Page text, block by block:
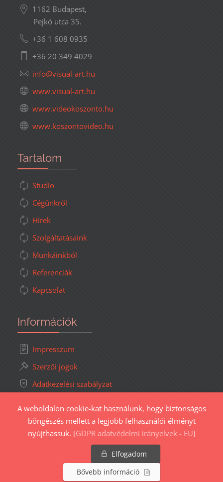
1162 Budapest,
Pejkó utca 35.
+36 1 608 0935
+36 20 349 4029
www.visual-art.hu
www.videokoszonto.hu
www.koszontovideo.hu
Tartalom
Studio
Cégünkről
Hírek
Szolgáltatásaink
Munkáinkból
Referenciák
Kapcsolat
Információk
Impresszum
Szerzői jogok
Adatkezelési szabályzat
Oldaltérkép
Copyright © 1999-2026. Visual-Art Studio - Minden jog fenntartva.
Web design és fejlesztés:Visual-Art Studio
A weboldalon cookie-kat használunk, hogy biztonságos
böngészés mellett a legjobb felhasználói élményt
nyújthassuk. [GDPR adatvédelmi irányelvek - EU]
Elfogadom
Bővebb információ